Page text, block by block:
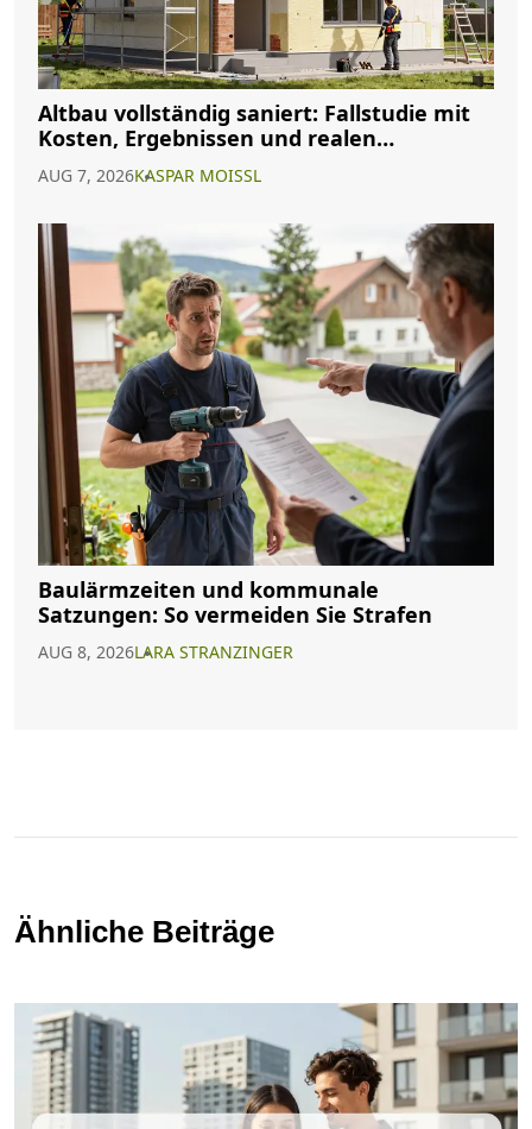
Altbau vollständig saniert: Fallstudie mit
Kosten, Ergebnissen und realen
AUG 7, 2026KASPAR MOISSL
Baulärmzeiten und kommunale
Satzungen: So vermeiden Sie Strafen
AUG 8, 2026LARA STRANZINGER
Ähnliche Beiträge